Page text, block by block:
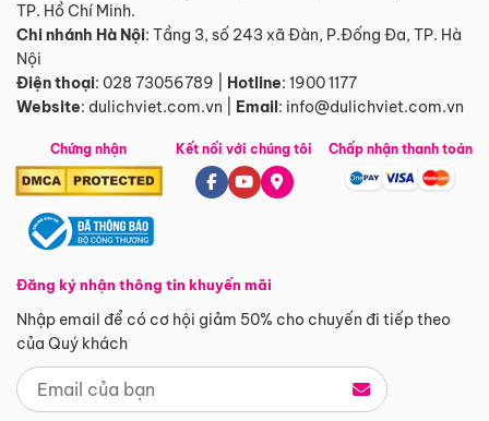
TP. Hồ Chí Minh.
Chi nhánh Hà Nội: Tầng 3, số 243 xã Đàn, P.Đống Đa, TP. Hà
Nội
Điện thoại: 028 73056789 Hotline: 1900 1177
Website: dulichviet.com.vn Email: info@dulichviet.com.vn
Chứng nhận
Đăng ký nhận thông tin khuyến mãi
Nhập email để có cơ hội giảm 50% cho chuyến đi tiếp theo
của Quý khách
Kết nối với chúng tôi Chấp nhận thanh toán